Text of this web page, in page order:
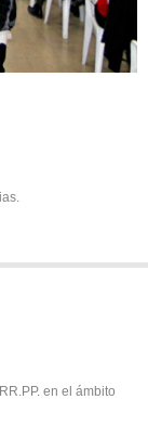
en el ámbito